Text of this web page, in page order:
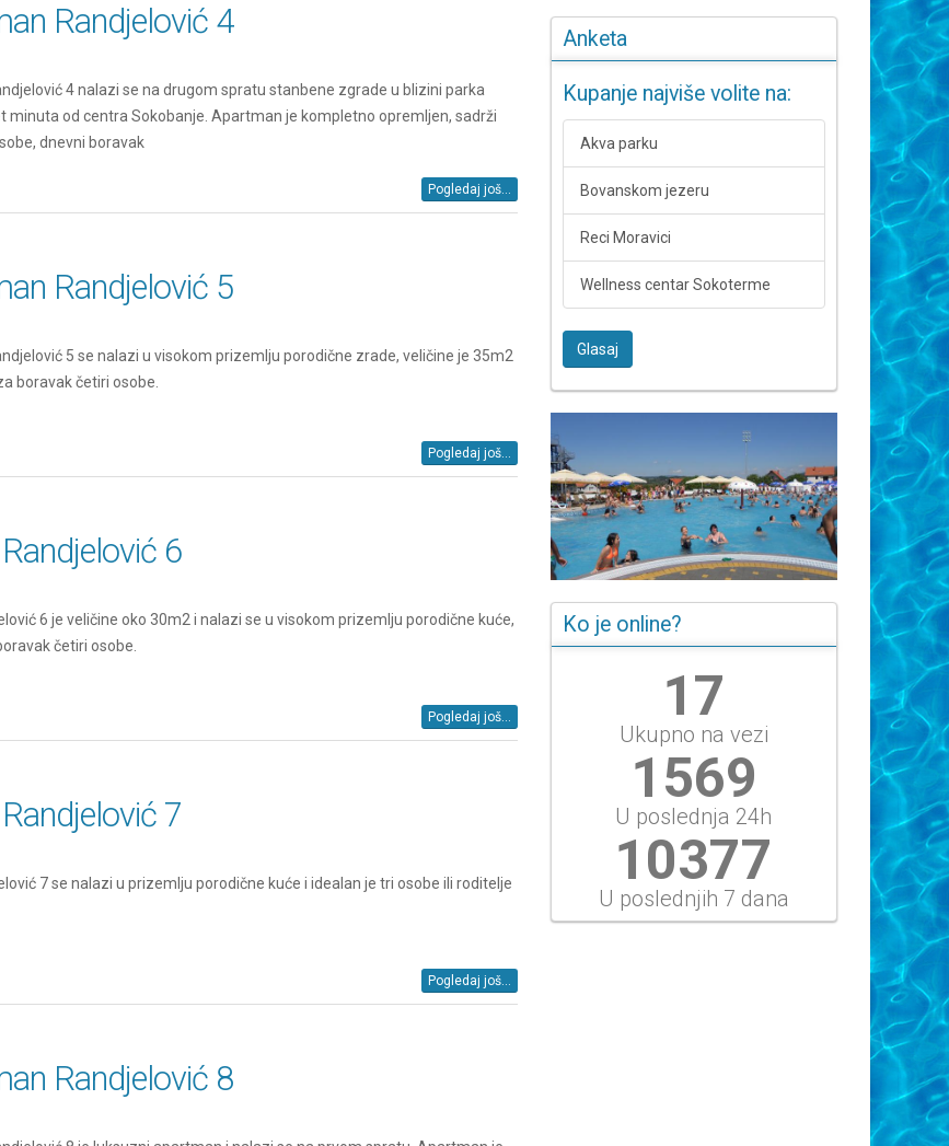
Randjelović 4
4 nalazi se na drugom spratu stanbene zgrade u blizini parka
minuta od centra Sokobanje. Apartman je kompletno opremljen, sadrži
dnevni boravak
Pogledaj još...
Randjelović 5
5 se nalazi u visokom prizemlju porodične zrade, veličine je 35m2
boravak četiri osobe.
Pogledaj još...
6
6 je veličine oko 30m2 i nalazi se u visokom prizemlju porodične kuće,
četiri osobe.
Pogledaj još...
7
7 se nalazi u prizemlju porodične kuće i idealan je tri osobe ili roditelje
Pogledaj još...
Randjelović 8
Anketa
Kupanje najviše volite na:
Akva parku
Bovanskom jezeru
Reci Moravici
Wellness centar Sokoterme
Glasaj
Ko je online?
19
Ukupno na vezi
1743
U poslednja 24h
11530
U poslednjih 7 dana